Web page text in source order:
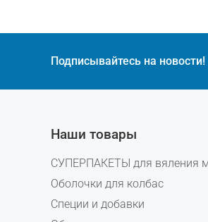
Подписывайтесь на новости!
Наши товары
СУПЕРПАКЕТЫ для вяления
Оболочки для колбас
Специи и добавки